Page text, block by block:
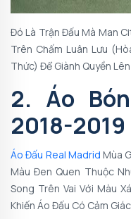
Đó Là Trận Đấu Mà Man
Trên Chấm Luân Lưu
Thức) Để Giành Quyền
2. Áo
2018-2019
Áo Đấu Real Madrid Mùa
Màu Đen Quen Thuộc
Song Trên Vai Với Màu
Khiến Áo Đấu Có Cảm